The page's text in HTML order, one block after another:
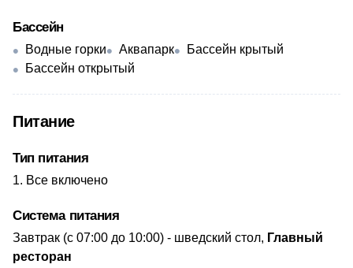
Бассейн
Водные горки Аквапарк
Бассейн крытый
Бассейн открытый
Питание
Тип питания
Все включено
Система питания
Завтрак (с​ 07:00 до 10:00) - шведский стол, Главный
ресторан